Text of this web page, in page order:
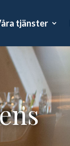
tjänster